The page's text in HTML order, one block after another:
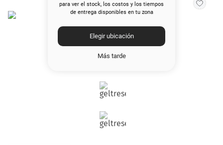
para ver el stock, los costos y los tiempos
de entrega disponibles en tu zona
Elegir ubicación
Más tarde
6.